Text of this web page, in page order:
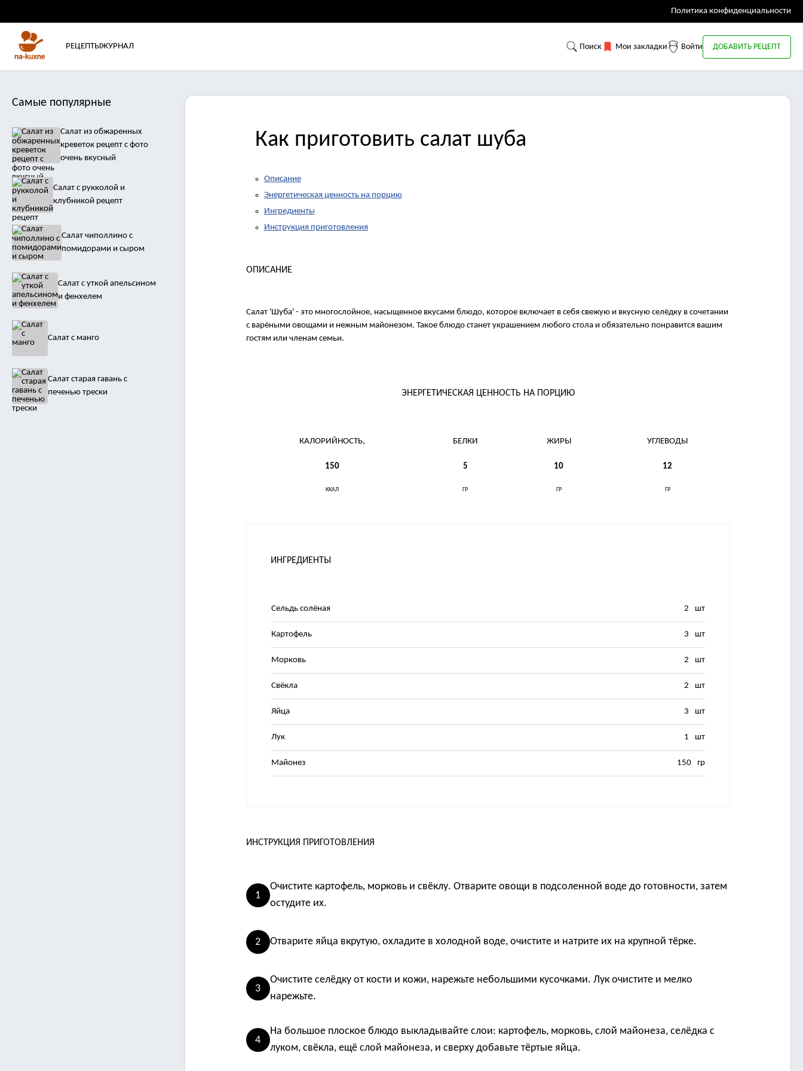
Политика конфиденциальности
РЕЦЕПТЫЖУРНАЛ Поиск Мои закладки Войти ДОБАВИТЬ РЕЦЕПТ
Самые популярные
Салат из обжаренных
креветок рецепт с фото
очень вкусный
Салат с рукколой и
клубникой рецепт
Салат чиполлино с
помидорами и сыром
Салат с уткой апельсином
и фенхелем
Салат с манго
Салат старая гавань с
печенью трески
Как приготовить салат шуба
Описание
Энергетическая ценность на порцию
Ингредиенты
Инструкция приготовления
ОПИСАНИЕ
Салат 'Шуба' - это многослойное, насыщенное вкусами блюдо, которое включает в себя свежую и вкусную селёдку в сочетании
с варёными овощами и нежным майонезом. Такое блюдо станет украшением любого стола и обязательно понравится вашим
гостям или членам семьи.
ЭНЕРГЕТИЧЕСКАЯ ЦЕННОСТЬ НА ПОРЦИЮ
КАЛОРИЙНОСТЬ, БЕЛКИ ЖИРЫ УГЛЕВОДЫ
150 5 10 12
ККАЛ ГР ГР ГР
ИНГРЕДИЕНТЫ
Сельдь солёная 2 шт
Картофель 3 шт
Морковь 2 шт
Свёкла 2 шт
Яйца 3 шт
Лук 1 шт
Майонез 150 гр
ИНСТРУКЦИЯ ПРИГОТОВЛЕНИЯ
1
Очистите картофель, морковь и свёклу. Отварите овощи в подсоленной воде до готовности, затем
остудите их.
2 Отварите яйца вкрутую, охладите в холодной воде, очистите и натрите их на крупной тёрке.
3
Очистите селёдку от кости и кожи, нарежьте небольшими кусочками. Лук очистите и мелко
нарежьте.
4
На большое плоское блюдо выкладывайте слои: картофель, морковь, слой майонеза, селёдка с
луком, свёкла, ещё слой майонеза, и сверху добавьте тёртые яйца.